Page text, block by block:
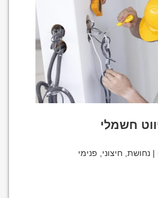
חשמלי
| נחושת, חיצוני, פנימי